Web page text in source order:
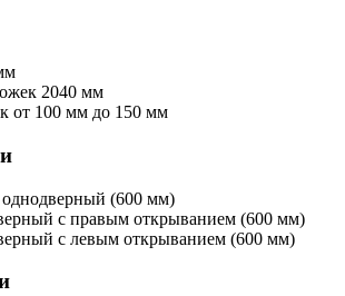
2040 мм
от 100 мм до 150 мм
(600 мм)
с правым открыванием (600 мм)
с левым открыванием (600 мм)